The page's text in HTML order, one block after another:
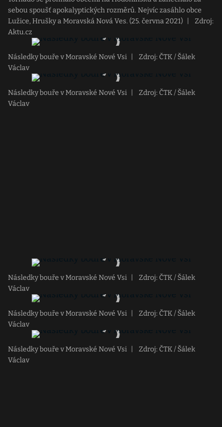
sebou spoušť apokalyptických rozměrů. Nejvíc zasáhlo obce
Lužice, Hrušky a Moravská Nová Ves. (25. června 2021)
Zdroj:
Aktu.cz
Následky bouře v Moravské Nové Vsi
Zdroj: ČTK / Šálek
Václav
Následky bouře v Moravské Nové Vsi
Zdroj: ČTK / Šálek
Václav
Následky bouře v Moravské Nové Vsi
Zdroj: ČTK / Šálek
Václav
Následky bouře v Moravské Nové Vsi
Zdroj: ČTK / Šálek
Václav
Následky bouře v Moravské Nové Vsi
Zdroj: ČTK / Šálek
Václav